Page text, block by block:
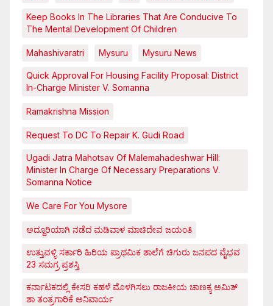
Keep Books In The Libraries That Are Conducive To
The Mental Development Of Children
Mahashivaratri Mysuru Mysuru News
Quick Approval For Housing Facility Proposal: District
In-Charge Minister V. Somanna
Ramakrishna Mission
Request To DC To Repair K. Gudi Road
Ugadi Jatra Mahotsav Of Malemahadeshwar Hill:
Minister In Charge Of Necessary Preparations V.
Somanna Notice
We Care For You Mysore
ಅದ್ದೂರಿಯಾಗಿ ನಡೆದ ಮಡಿವಾಳ ಮಾಚಿದೇವ ಜಯಂತಿ
ಉತ್ತುವಳ್ಳಿ ಸರ್ಕಾರಿ ಹಿರಿಯ ಪ್ರಾಥಮಿಕ ಶಾಲೆಗೆ ಚಿಗುರು ಜನಪದ ವೈಭವ
23 ಸಮಗ್ರ ಪ್ರಶಸ್ತಿ
ಕರ್ನಾಟಕದಲ್ಲಿ ಕೇಸರಿ ಕಹಳೆ ಮೊಳಗಿಸಲು ರಾಜಕೀಯ ಚಾಣಕ್ಯ ಅಮಿತ್
ಶಾ ತಂತ್ರಗಾರಿಕೆ ಅನಿವಾರ್ಯ